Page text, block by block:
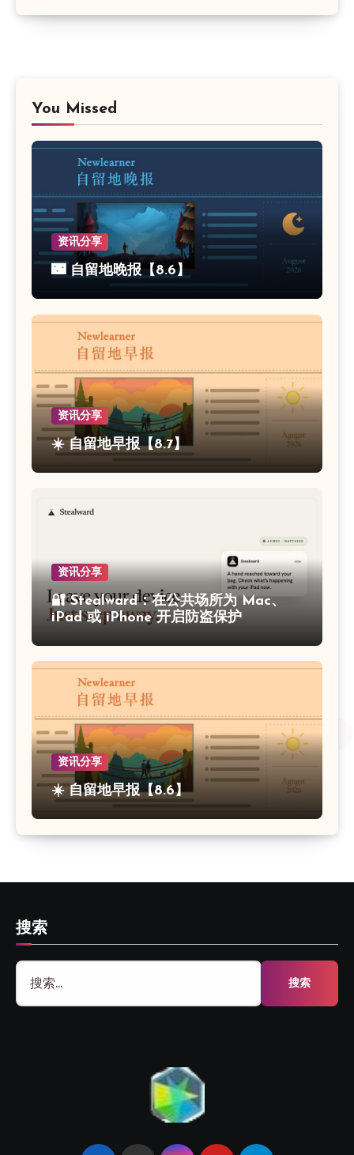
You Missed
资讯分享
🌃 自留地晚报【8.6】
资讯分享
☀️ 自留地早报【8.7】
资讯分享
🔐 Stealward：在公共场所为 Mac、
iPad 或 iPhone 开启防盗保护
资讯分享
☀️ 自留地早报【8.6】
搜索
搜
索：